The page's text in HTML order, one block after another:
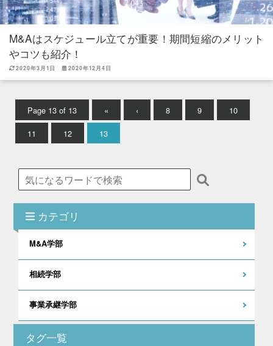
M&Aはスケジュール立てが重要！期間短縮のメリット
やコツも紹介！
2020年3月1日 2020年12月4日
Page 13 of 13 « ‹ 8 9
10
11
12 13
カテゴリ
M&A学部
相続学部
事業承継学部
タグ一覧